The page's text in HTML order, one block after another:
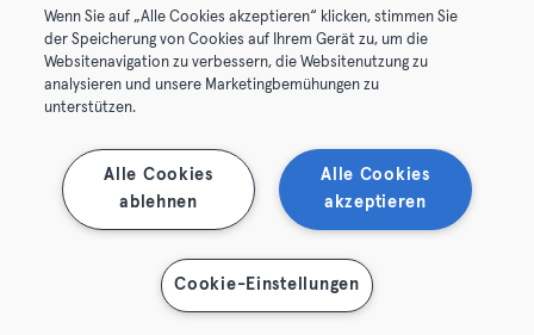
© 2026 Urban Sports Group GmbH. All rights reserved.
AGB Datenschutz
Vertrag hier kündigen Hier Verträge widerrufen
Wenn Sie auf „Alle Cookies akzeptieren“ klicken, stimmen Sie
der Speicherung von Cookies auf Ihrem Gerät zu, um die
Websitenavigation zu verbessern, die Websitenutzung zu
analysieren und unsere Marketingbemühungen zu
unterstützen.
Alle Cookies
akzeptieren
Alle Cookies
ablehnen
Cookie-Einstellungen